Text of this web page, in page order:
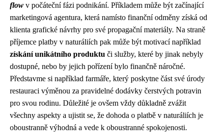
flow v počáteční fázi podnikání. Příkladem může být začínající
marketingová agentura, která namísto finanční odměny získá od
klienta grafické návrhy pro své propagační materiály. Na straně
příjemce platby v naturáliích pak může být motivací například
získání unikátního produktu či služby, které by jinak nebyly
dostupné, nebo by jejich pořízení bylo finančně náročné.
Představme si například farmáře, který poskytne část své úrody
restauraci výměnou za pravidelné dodávky čerstvých potravin
pro svou rodinu. Důležité je ovšem vždy důkladně zvážit
všechny aspekty a ujistit se, že dohoda o platbě v naturáliích je
oboustranně výhodná a vede k oboustranné spokojenosti.